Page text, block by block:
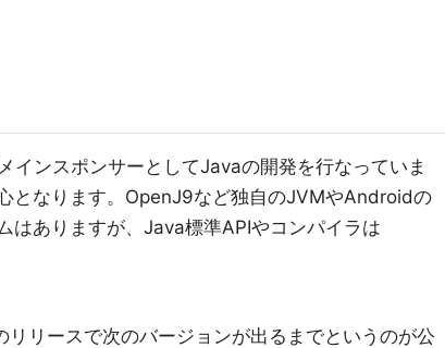
インスポンサーとしてJavaの開発を行なっていま
となります。OpenJ9など独自のJVMやAndroidの
はありますが、Java標準APIやコンパイラは
リースで次のバージョンが出るまでというのが公